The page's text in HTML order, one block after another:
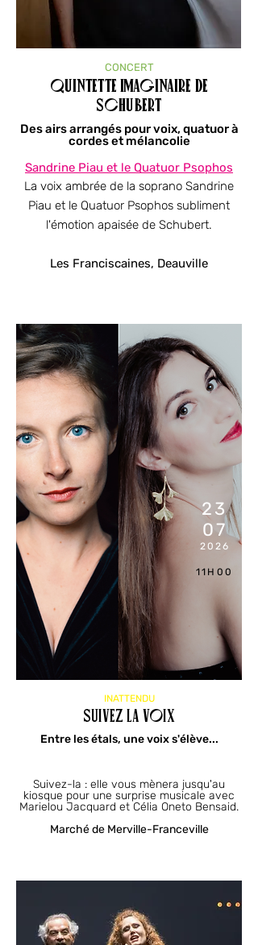
CONCERT
Quintette imaginaire de
Schubert
Des airs arrangés pour voix, quatuor à
cordes et mélancolie
Sandrine Piau et le Quatuor Psophos
La voix ambrée de la soprano Sandrine
Piau et le Quatuor Psophos subliment
l'émotion apaisée de Schubert.
Les Franciscaines, Deauville
ET
23
07
2026
11H00
INATTENDU
SUIVEZ LA VOIX
Entre les étals, une voix s'élève...
Suivez-la : elle vous mènera jusqu'au
kiosque pour une surprise musicale avec
Marielou Jacquard et Célia Oneto Bensaid.
Marché de Merville-Franceville